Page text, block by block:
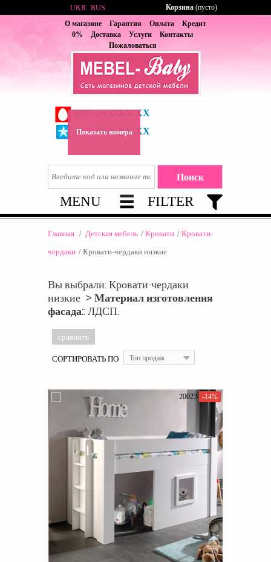
О магазине Гарантия Оплата
Кредит
0%
Доставка Услуги
Контакты
Пожаловаться
2XX-XX-XX
(067) 6XX-XX-XX
Показать номера
UKR RUS Корзина (пусто)
MENU FILTER
Главная / Детская мебель / Кровати / Кровати-
чердаки / Кровати-чердаки низкие
Вы выбрали: Кровати-чердаки
низкие > Материал изготовления
фасада:: ЛДСП.
СОРТИРОВАТЬ ПО Топ продаж
20023 -14%